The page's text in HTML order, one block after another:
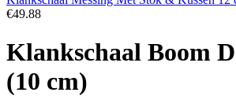
€49.88
Klankschaal Boom
(10 cm)